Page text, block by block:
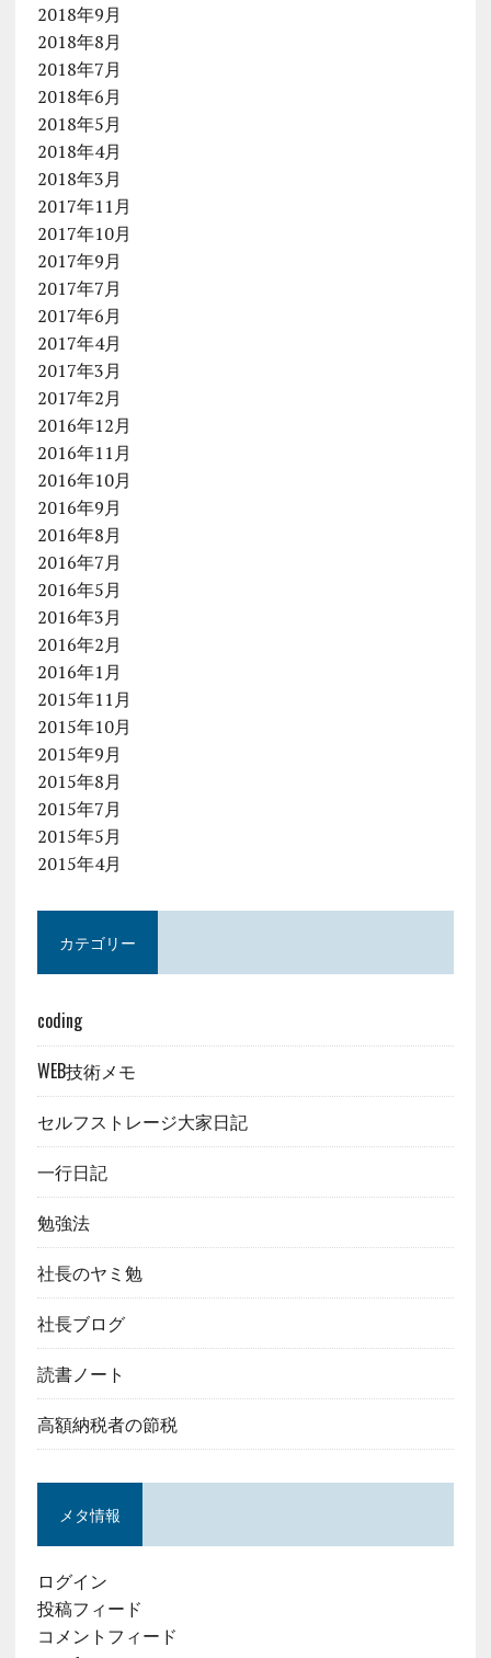
2018年9月
2018年8月
2018年7月
2018年6月
2018年5月
2018年4月
2018年3月
2017年11月
2017年10月
2017年9月
2017年7月
2017年6月
2017年4月
2017年3月
2017年2月
2016年12月
2016年11月
2016年10月
2016年9月
2016年8月
2016年7月
2016年5月
2016年3月
2016年2月
2016年1月
2015年11月
2015年10月
2015年9月
2015年8月
2015年7月
2015年5月
2015年4月
カテゴリー
coding
WEB技術メモ
セルフストレージ大家日記
一行日記
勉強法
社長のヤミ勉
社長ブログ
読書ノート
高額納税者の節税
メタ情報
ログイン
投稿フィード
コメントフィード